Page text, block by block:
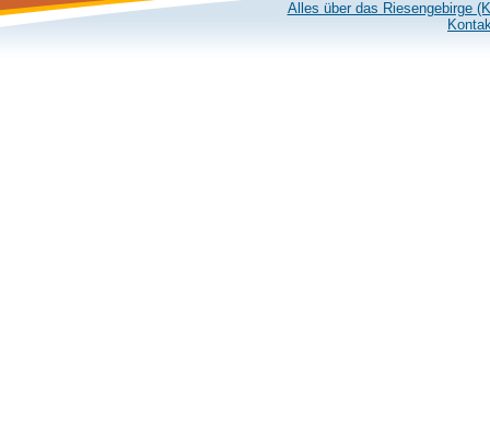
Alles über das Riesengebirge